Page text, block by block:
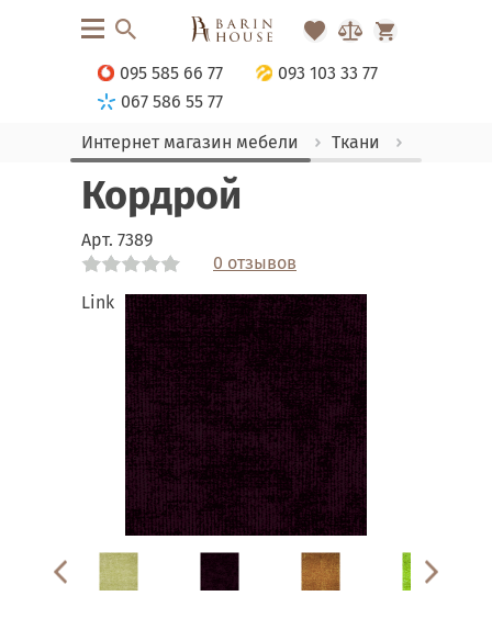
095 585 66 77
093 103 33 77
067 586 55 77
Интернет магазин мебели
Ткани
Кордрой
Арт. 7389
0 отзывов
Link
Link
Link
Link
Link
Link
Link
Link
Link
Link
Link
Link
Link
Link
Link
Link